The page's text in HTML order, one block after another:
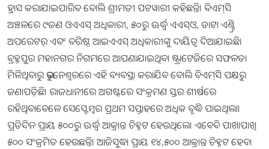
ହ୍ରାସ କରାଯାଇପାରିବ ବୋଲି ଶ୍ରୀମତୀ ପଟୱାରୀ କହିଛନ୍ତି। ବିଏମ୍‍ସି
ଅଞ୍ଚଳରେ ୯ଜଣ ଓଏଏସ୍‍ ଅଧିକାରୀ, ୫୦ରୁ ଊର୍ଦ୍ଧ୍ବ ଏଏସ୍‍ଓ, ଡାଟା ଏଣ୍ଟ୍ରି
ଅପରେଟର୍‍ ଏବଂ ବରିଷ୍ଠ ଆଇଏଏସ୍‍ ଅଧିକାରୀଙ୍କୁ ଦାୟିତ୍ୱ ଦିଆଯାଇଛି।
ବ୍ରହ୍ମପୁର ମହାନଗର ନିଗମରେ ଆପଣାଯାଇଥିବା ଷ୍ଟ୍ରାଟେଜିରେ ସଫଳତା
ମିଳିଥିବାରୁ ଭୁବନେଶ୍ୱରରେ ଏହି ବ୍ୟବସ୍ଥା କରାଯିବ ବୋଲି ବିଏମ୍‍ସି ପକ୍ଷରୁ
ଜଣାପଡ଼ିଛି। ରାଜଧାନୀରେ ଅଗଷ୍ଟରେ ସଂକ୍ରମଣ ସ୍ତର ଶୀର୍ଷରେ
ରହିଥିବାବେଳେ ସେପ୍ଟେମ୍ବର ପ୍ରଥମ ସପ୍ତାହରେ ଅଧିକ ବୃଦ୍ଧି ପାଇଥିଲା।
ପ୍ରତିଦିନ ପ୍ରାୟ ୫୦୦ରୁ ଊର୍ଦ୍ଧ୍ବ ଆକ୍ରାନ୍ତ ଚିହ୍ନଟ ହେଉଥିଲେ। ଏବେବି ପାଖାପାଖି
୫୦୦ ସଂକ୍ରମିତ ହେଉଛନ୍ତି। ଆଜିସୁଦ୍ଧା ପ୍ରାୟ ୧୪,୫୦୦ ଆକ୍ରାନ୍ତ ଚିହ୍ନଟ ହେବା